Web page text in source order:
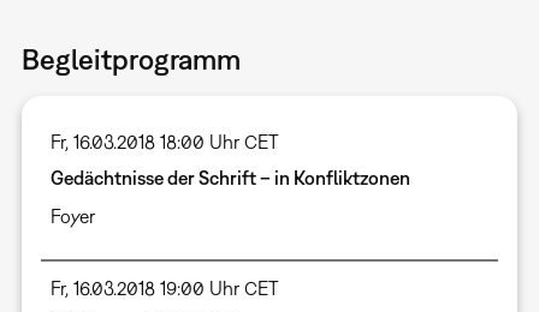
Begleitprogramm
Fr, 16.03.2018 18:00 Uhr CET
Gedächtnisse der Schrift – in Konfliktzonen
Foyer
Fr, 16.03.2018 19:00 Uhr CET